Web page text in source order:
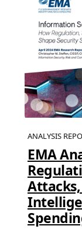
ANALYSIS
EMA